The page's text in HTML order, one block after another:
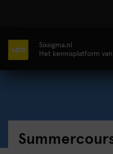
Sixsigma.nl
Het kennisplatform van